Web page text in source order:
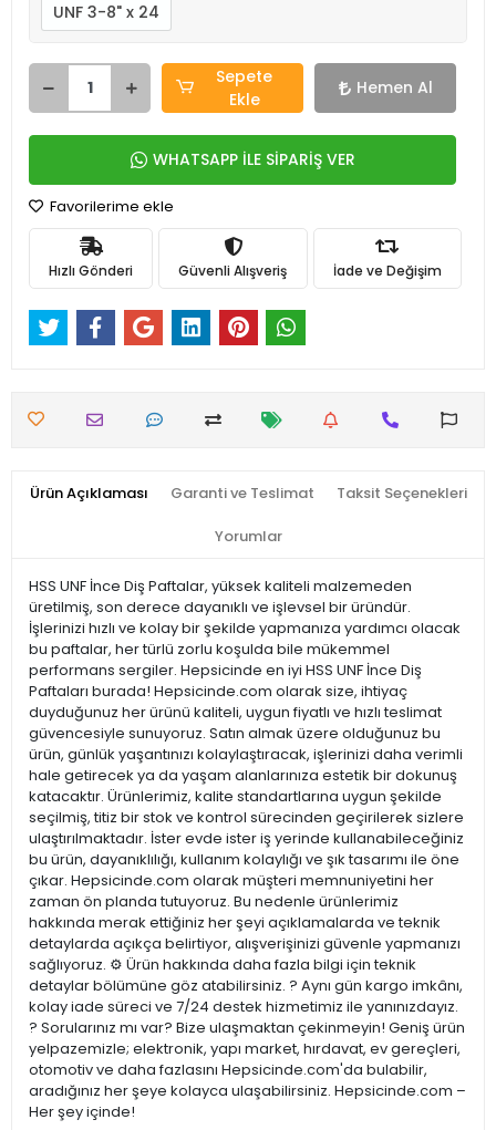
UNF 3-8" x 24
Sepete
Ekle
Hemen Al
WHATSAPP İLE SİPARİŞ VER
Favorilerime ekle
Hızlı Gönderi Güvenli Alışveriş İade ve Değişim
Ürün Açıklaması Garanti ve Teslimat Taksit Seçenekleri
Yorumlar
HSS UNF İnce Diş Paftalar, yüksek kaliteli malzemeden
üretilmiş, son derece dayanıklı ve işlevsel bir üründür.
İşlerinizi hızlı ve kolay bir şekilde yapmanıza yardımcı olacak
bu paftalar, her türlü zorlu koşulda bile mükemmel
performans sergiler. Hepsicinde en iyi HSS UNF İnce Diş
Paftaları burada! Hepsicinde.com olarak size, ihtiyaç
duyduğunuz her ürünü kaliteli, uygun fiyatlı ve hızlı teslimat
güvencesiyle sunuyoruz. Satın almak üzere olduğunuz bu
ürün, günlük yaşantınızı kolaylaştıracak, işlerinizi daha verimli
hale getirecek ya da yaşam alanlarınıza estetik bir dokunuş
katacaktır. Ürünlerimiz, kalite standartlarına uygun şekilde
seçilmiş, titiz bir stok ve kontrol sürecinden geçirilerek sizlere
ulaştırılmaktadır. İster evde ister iş yerinde kullanabileceğiniz
bu ürün, dayanıklılığı, kullanım kolaylığı ve şık tasarımı ile öne
çıkar. Hepsicinde.com olarak müşteri memnuniyetini her
zaman ön planda tutuyoruz. Bu nedenle ürünlerimiz
hakkında merak ettiğiniz her şeyi açıklamalarda ve teknik
detaylarda açıkça belirtiyor, alışverişinizi güvenle yapmanızı
sağlıyoruz. ⚙️ Ürün hakkında daha fazla bilgi için teknik
detaylar bölümüne göz atabilirsiniz. ? Aynı gün kargo imkânı,
kolay iade süreci ve 7/24 destek hizmetimiz ile yanınızdayız.
? Sorularınız mı var? Bize ulaşmaktan çekinmeyin! Geniş ürün
yelpazemizle; elektronik, yapı market, hırdavat, ev gereçleri,
otomotiv ve daha fazlasını Hepsicinde.com'da bulabilir,
aradığınız her şeye kolayca ulaşabilirsiniz. Hepsicinde.com –
Her şey içinde!